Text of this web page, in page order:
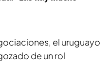
el uruguayo
de un rol